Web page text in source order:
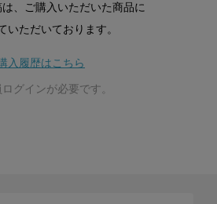
、ご購入いただいた商品に
いただいております。
入履歴はこちら
グインが必要です。